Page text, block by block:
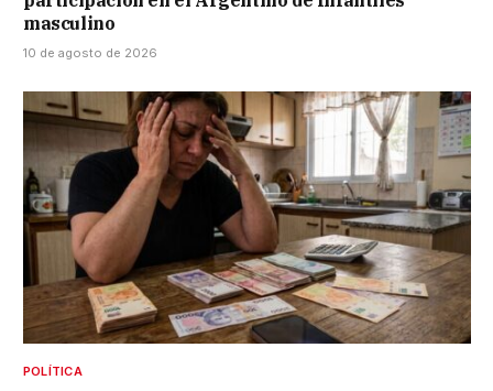
masculino
10 de agosto de 2026
POLÍTICA